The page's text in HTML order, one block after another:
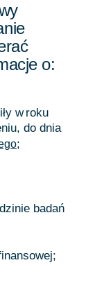
o:
w roku
do dnia
;
badań